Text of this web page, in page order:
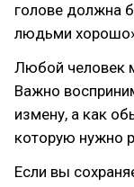
голове должна
людьми
Любой человек
Важно
измену, а как
которую нужно
Если вы